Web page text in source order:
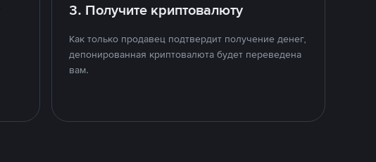
3. Получите криптовалюту
Как только продавец подтвердит получение денег,
депонированная криптовалюта будет переведена
вам.